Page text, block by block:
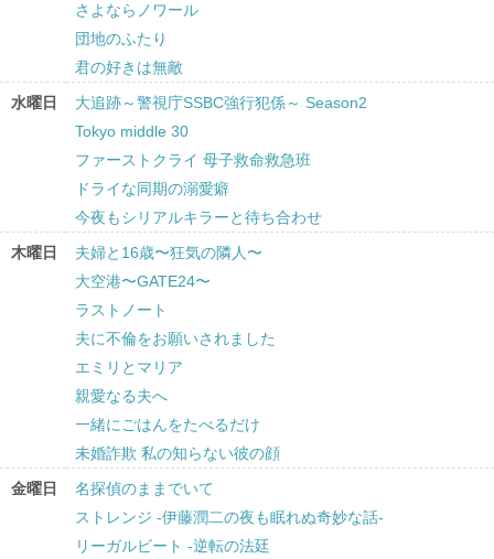
さよならノワール
団地のふたり
君の好きは無敵
水曜日
大追跡～警視庁SSBC強行犯係～ Season2
Tokyo middle 30
ファーストクライ 母子救命救急班
ドライな同期の溺愛癖
今夜もシリアルキラーと待ち合わせ
木曜日
夫婦と16歳〜狂気の隣人〜
大空港〜GATE24〜
ラストノート
夫に不倫をお願いされました
エミリとマリア
親愛なる夫へ
一緒にごはんをたべるだけ
未婚詐欺 私の知らない彼の顔
金曜日
名探偵のままでいて
ストレンジ -伊藤潤二の夜も眠れぬ奇妙な話-
リーガルビート -逆転の法廷